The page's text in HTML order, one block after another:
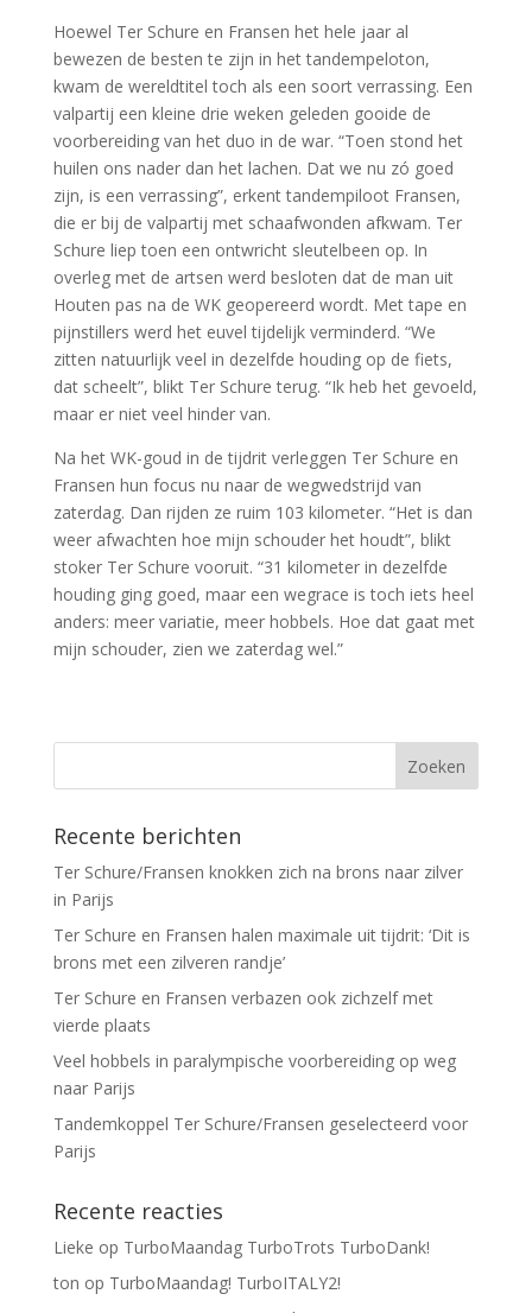
Hoewel Ter Schure en Fransen het hele jaar al
bewezen de besten te zijn in het tandempeloton,
kwam de wereldtitel toch als een soort verrassing. Een
valpartij een kleine drie weken geleden gooide de
voorbereiding van het duo in de war. “Toen stond het
huilen ons nader dan het lachen. Dat we nu zó goed
zijn, is een verrassing”, erkent tandempiloot Fransen,
die er bij de valpartij met schaafwonden afkwam. Ter
Schure liep toen een ontwricht sleutelbeen op. In
overleg met de artsen werd besloten dat de man uit
Houten pas na de WK geopereerd wordt. Met tape en
pijnstillers werd het euvel tijdelijk verminderd. “We
zitten natuurlijk veel in dezelfde houding op de fiets,
dat scheelt”, blikt Ter Schure terug. “Ik heb het gevoeld,
maar er niet veel hinder van.
Na het WK-goud in de tijdrit verleggen Ter Schure en
Fransen hun focus nu naar de wegwedstrijd van
zaterdag. Dan rijden ze ruim 103 kilometer. “Het is dan
weer afwachten hoe mijn schouder het houdt”, blikt
stoker Ter Schure vooruit. “31 kilometer in dezelfde
houding ging goed, maar een wegrace is toch iets heel
anders: meer variatie, meer hobbels. Hoe dat gaat met
mijn schouder, zien we zaterdag wel.”
Recente berichten
Ter Schure/Fransen knokken zich na brons naar zilver
in Parijs
Ter Schure en Fransen halen maximale uit tijdrit: ‘Dit is
brons met een zilveren randje’
Ter Schure en Fransen verbazen ook zichzelf met
vierde plaats
Veel hobbels in paralympische voorbereiding op weg
naar Parijs
Tandemkoppel Ter Schure/Fransen geselecteerd voor
Parijs
Recente reacties
Lieke op TurboMaandag TurboTrots TurboDank!
ton op TurboMaandag! TurboITALY2!